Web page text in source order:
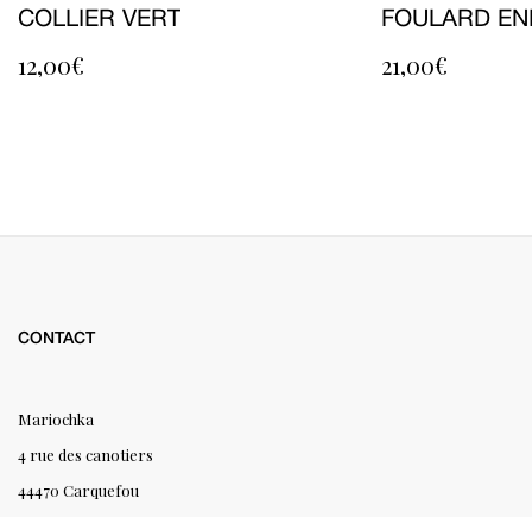
COLLIER VERT
12,00€
FOULARD
21,00€
CONTACT
Mariochka
4 rue des canotiers
44470 Carquefou